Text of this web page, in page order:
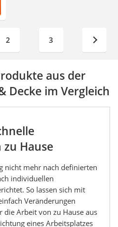
2 3
aus der
Decke im Vergleich
Hause
nicht mehr nach definierten
individuellen
So lassen sich mit
Veränderungen
die Arbeit von zu Hause aus
eines Arbeitsplatzes